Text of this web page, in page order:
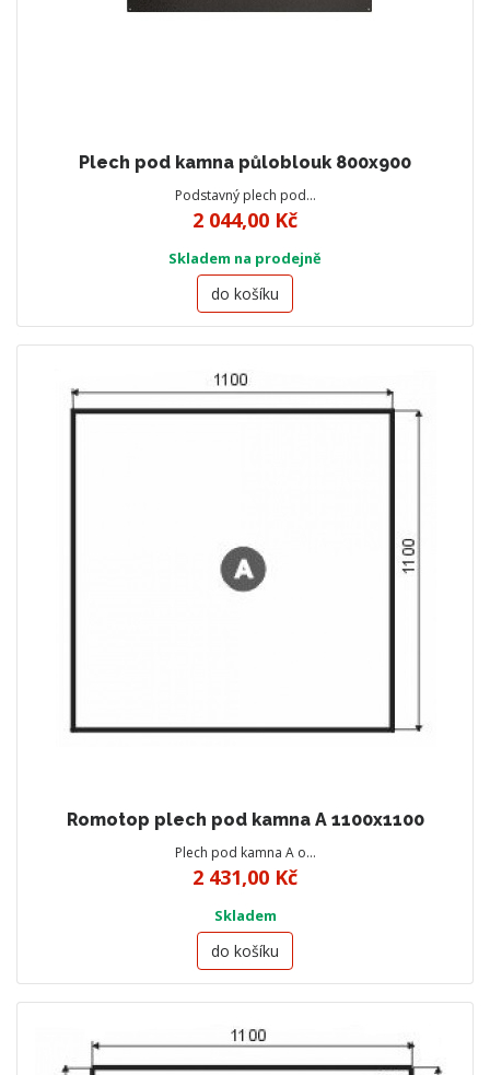
Plech pod kamna půloblouk 800x900
Podstavný plech pod…
2 044,00 Kč
Skladem na prodejně
do košíku
Romotop plech pod kamna A 1100x1100
Plech pod kamna A o…
2 431,00 Kč
Skladem
do košíku